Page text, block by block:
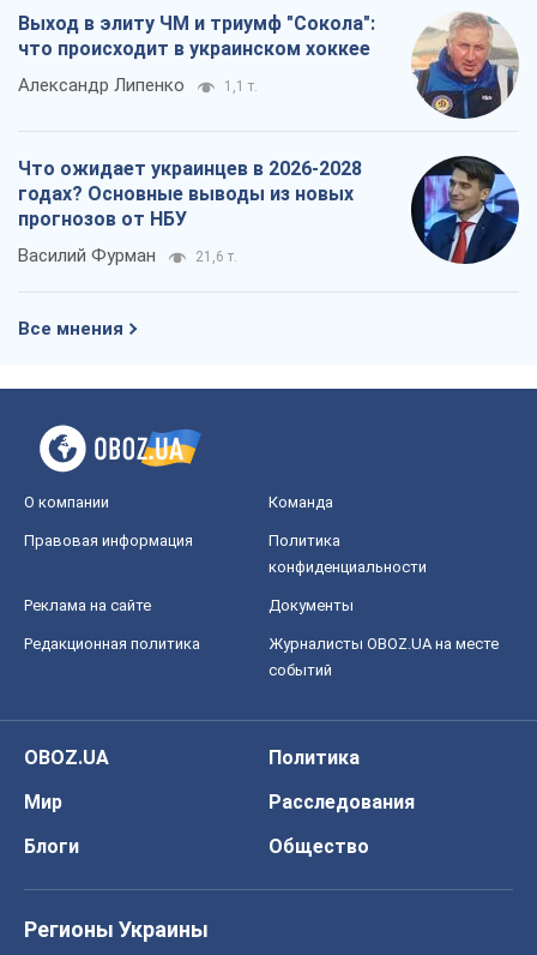
Выход в элиту ЧМ и триумф "Сокола":
что происходит в украинском хоккее
Александр Липенко 1,1 т.
Что ожидает украинцев в 2026-2028
годах? Основные выводы из новых
прогнозов от НБУ
Василий Фурман 21,6 т.
Все мнения
О компании Команда
Правовая информация
Политика
конфиденциальности
Реклама на сайте Документы
Редакционная политика
Журналисты OBOZ.UA на месте
событий
OBOZ.UA
Политика
Мир
Расследования
Блоги
Общество
Регионы Украины